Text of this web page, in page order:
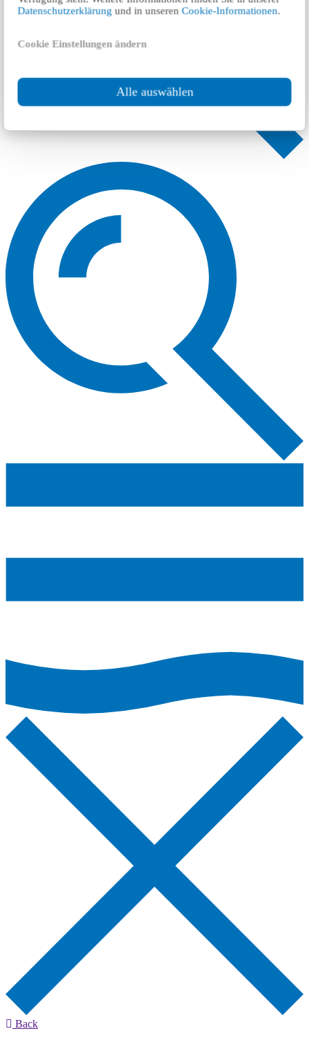
Datenschutzerklärung und in unserenCookie-Informationen.
Cookie Einstellungen ändern
Alle auswählen
Back